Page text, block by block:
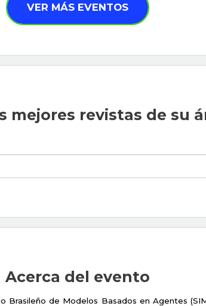
VER MÁS EVENTOS
mejores revistas de su
Acerca del evento
Brasileño de Modelos Basados en Agentes